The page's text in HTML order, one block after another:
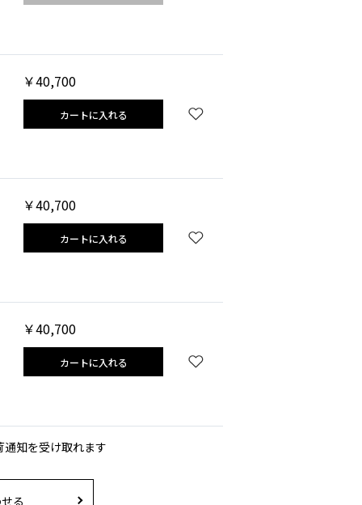
￥40,700
カートに入れる
￥40,700
カートに入れる
￥40,700
カートに入れる
通知を受け取れます
る